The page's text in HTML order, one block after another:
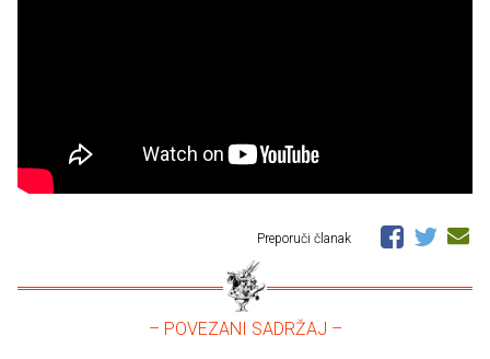
Preporuči članak
– POVEZANI SADRŽAJ –